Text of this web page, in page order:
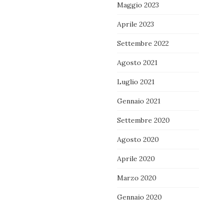
Maggio 2023
Aprile 2023
Settembre 2022
Agosto 2021
Luglio 2021
Gennaio 2021
Settembre 2020
Agosto 2020
Aprile 2020
Marzo 2020
Gennaio 2020